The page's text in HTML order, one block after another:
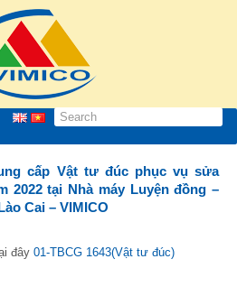
cấp Vật tư đúc phục vụ sửa
2022 tại Nhà máy Luyện đồng –
Cai – VIMICO
đây 01-TBCG 1643(Vật tư đúc)